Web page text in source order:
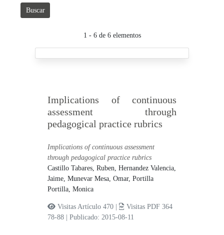
Buscar
1 - 6 de 6 elementos
Implications of continuous
assessment through
pedagogical practice rubrics
Implications of continuous assessment
through pedagogical practice rubrics
Castillo Tabares, Ruben,Hernandez Valencia,
Jaime,Munevar Mesa, Omar,Portilla
Portilla, Monica
Visitas Artículo 470 |
Visitas PDF 364
78-88
|Publicado: 2015-08-11